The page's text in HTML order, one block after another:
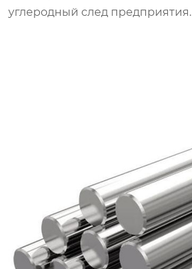
углеродный след предприятия.